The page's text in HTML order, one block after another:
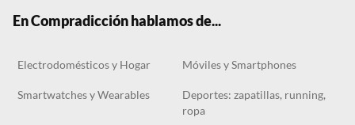
En Compradicción hablamos de...
Electrodomésticos y Hogar Móviles y Smartphones
Smartwatches y Wearables
Deportes: zapatillas, running,
ropa